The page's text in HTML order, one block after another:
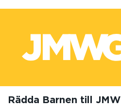
Rädda Barnen till JMW